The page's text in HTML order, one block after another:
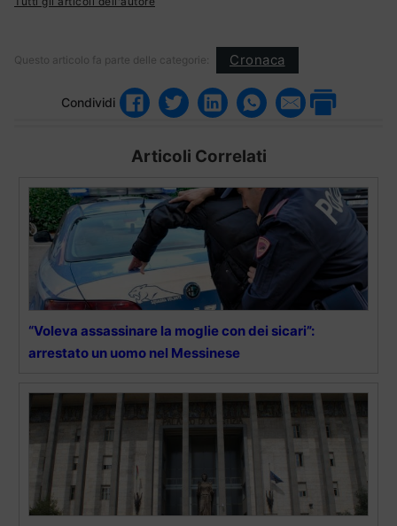
Questo articolo fa parte delle categorie: Cronaca
Condividi
Articoli Correlati
“Voleva assassinare la moglie con dei sicari”:
arrestato un uomo nel Messinese